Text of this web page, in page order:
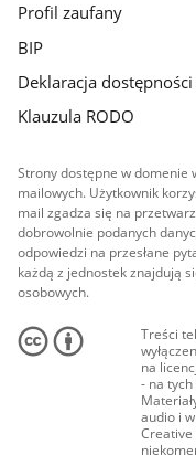
Profil zaufany
BIP
Deklaracja
Klauzula RODO
Strony dostępne w domenie
mailowych. Użytkownik
mail zgadza się na
dobrowolnie podanych
odpowiedzi na przesłane
każdą z jednostek znajdują
osobowych.
Treści
na
- na tych
audio i